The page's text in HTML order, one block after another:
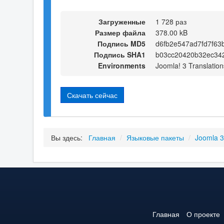
Загруженные
1 728 раз
Размер файла
378.00 kB
Подпись MD5
Подпись SHA1
Environments
Joomla! 3
Скачать сейчас
Вы здесь: Главная / Языковые пакеты / Joomla
Главная О проекте